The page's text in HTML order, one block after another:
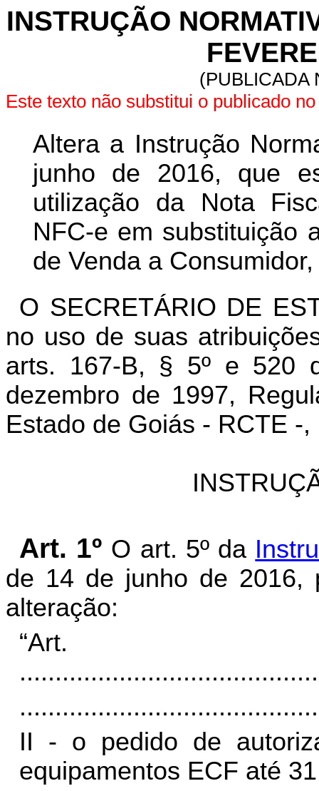
INSTRUÇÃO
(PUBLICADA
Este texto não substitui o publicado
Altera a Instrução
junho de 2016, que e
utilização da Nota
NFC-e em substituição
de Venda a
O SECRETÁRIO DE
no uso de suas
arts. 167-B, § 5º e 520
dezembro de 1997,
Estado de Goiás - RCTE -
Art. 1º O art. 5º da
de 14 de junho de 2016,
alteração:
II - o pedido de
equipamentos ECF até